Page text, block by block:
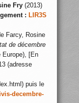
Fry(2013)
: LIR3S
Farcy, Rosine
de décembre
Europe), [En
(adresse
puis le
decembre-